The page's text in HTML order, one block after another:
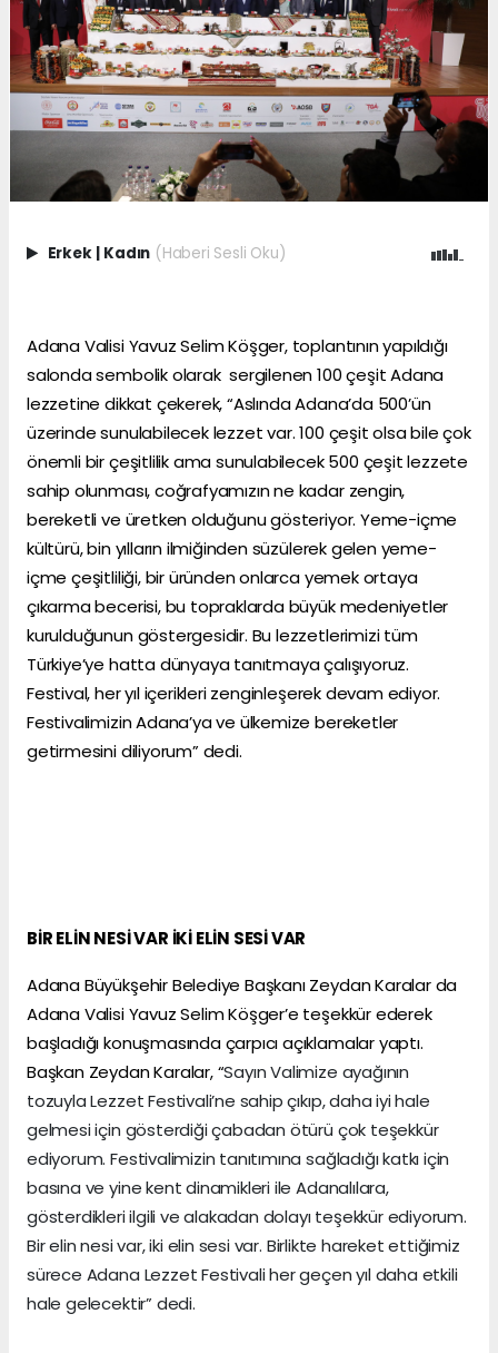
Erkek | Kadın (Haberi Sesli Oku)
Adana Valisi Yavuz Selim Köşger, toplantının yapıldığı
salonda sembolik olarak sergilenen 100 çeşit Adana
lezzetine dikkat çekerek, “Aslında Adana’da 500’ün
üzerinde sunulabilecek lezzet var. 100 çeşit olsa bile çok
önemli bir çeşitlilik ama sunulabilecek 500 çeşit lezzete
sahip olunması, coğrafyamızın ne kadar zengin,
bereketli ve üretken olduğunu gösteriyor. Yeme-içme
kültürü, bin yılların ilmiğinden süzülerek gelen yeme-
içme çeşitliliği, bir üründen onlarca yemek ortaya
çıkarma becerisi, bu topraklarda büyük medeniyetler
kurulduğunun göstergesidir. Bu lezzetlerimizi tüm
Türkiye’ye hatta dünyaya tanıtmaya çalışıyoruz.
Festival, her yıl içerikleri zenginleşerek devam ediyor.
Festivalimizin Adana’ya ve ülkemize bereketler
getirmesini diliyorum” dedi.
BİR ELİN NESİ VAR İKİ ELİN SESİ VAR
Adana Büyükşehir Belediye Başkanı Zeydan Karalar da
Adana Valisi Yavuz Selim Köşger’e teşekkür ederek
başladığı konuşmasında çarpıcı açıklamalar yaptı.
Başkan Zeydan Karalar, “Sayın Valimize ayağının
tozuyla Lezzet Festivali’ne sahip çıkıp, daha iyi hale
gelmesi için gösterdiği çabadan ötürü çok teşekkür
ediyorum. Festivalimizin tanıtımına sağladığı katkı için
basına ve yine kent dinamikleri ile Adanalılara,
gösterdikleri ilgili ve alakadan dolayı teşekkür ediyorum.
Bir elin nesi var, iki elin sesi var. Birlikte hareket ettiğimiz
sürece Adana Lezzet Festivali her geçen yıl daha etkili
hale gelecektir” dedi.